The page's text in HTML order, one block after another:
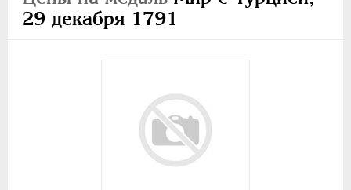
29 декабря 1791
АННА ИОАННОВНА 1730-1740
ИОАНН АНТОНОВИЧ
1762-1796
E F